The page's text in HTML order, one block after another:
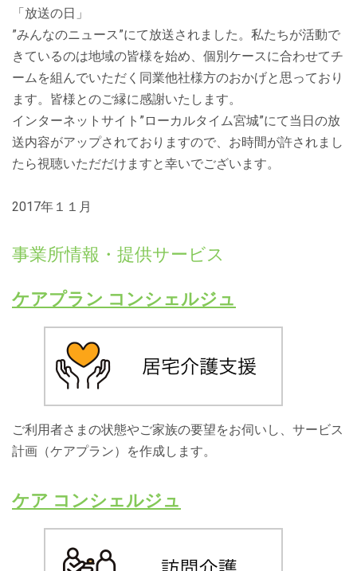
「放送の日」
”みんなのニュース”にて放送されました。私たちが活動で
きているのは地域の皆様を始め、個別ケースに合わせてチ
ームを組んでいただく同業他社様方のおかげと思っており
ます。皆様とのご縁に感謝いたします。
インターネットサイト”ローカルタイム宮城”にて当日の放
送内容がアップされておりますので、お時間が許されまし
たら視聴いただだけますと幸いでございます。
2017年１１月
事業所情報・提供サービス
ケアプラン コンシェルジュ
ご利用者さまの状態やご家族の要望をお伺いし、サービス
計画（ケアプラン）を作成します。
ケア コンシェルジュ